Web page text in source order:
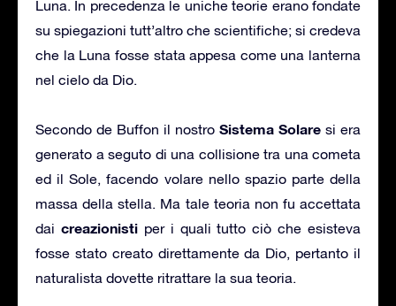
Luna. In precedenza le uniche teorie erano fondate
su spiegazioni tutt’altro che scientifiche; si credeva
che la Luna fosse stata appesa come una lanterna
nel cielo da Dio.
Secondo de Buffon il nostro Sistema Solare si era
generato a seguto di una collisione tra una cometa
ed il Sole, facendo volare nello spazio parte della
massa della stella. Ma tale teoria non fu accettata
dai creazionistiper i quali tutto ciò che esisteva
fosse stato creato direttamente da Dio, pertanto il
naturalista dovette ritrattare la sua teoria.